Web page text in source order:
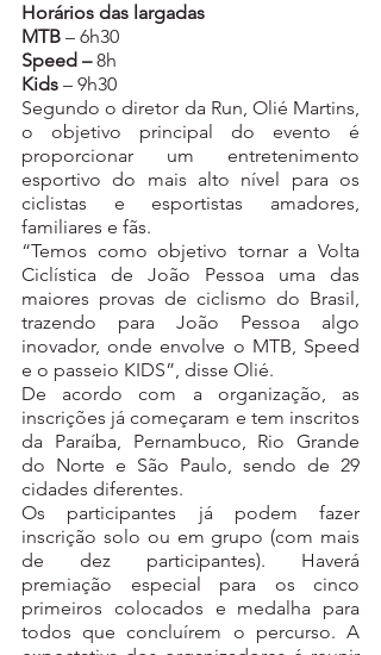
Horários das largadas
MTB – 6h30
Speed – 8h
Kids – 9h30
Segundo o diretor da Run, Olié Martins,
o objetivo principal do evento é
proporcionar um entretenimento
esportivo do mais alto nível para os
ciclistas e esportistas amadores,
familiares e fãs.
“Temos como objetivo tornar a Volta
Ciclística de João Pessoa uma das
maiores provas de ciclismo do Brasil,
trazendo para João Pessoa algo
inovador, onde envolve o MTB, Speed
e o passeio KIDS”, disse Olié.
De acordo com a organização, as
inscrições já começaram e tem inscritos
da Paraíba, Pernambuco, Rio Grande
do Norte e São Paulo, sendo de 29
cidades diferentes.
Os participantes já podem fazer
inscrição solo ou em grupo (com mais
de dez participantes). Haverá
premiação especial para os cinco
primeiros colocados e medalha para
todos que concluírem o percurso. A